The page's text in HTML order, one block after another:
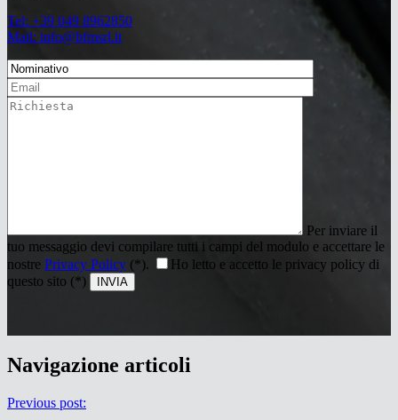
Tel: +39 049 8962850
Mail: info@bfmsrl.it
Per inviare il
tuo messaggio devi compilare tutti i campi del modulo e accettare le
nostre Privacy Policy (*).
Ho letto e accetto le privacy policy di
questo sito (*)
Navigazione articoli
Previous post: